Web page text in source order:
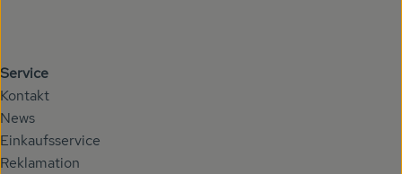
Service
Kontakt
News
Einkaufsservice
Reklamation